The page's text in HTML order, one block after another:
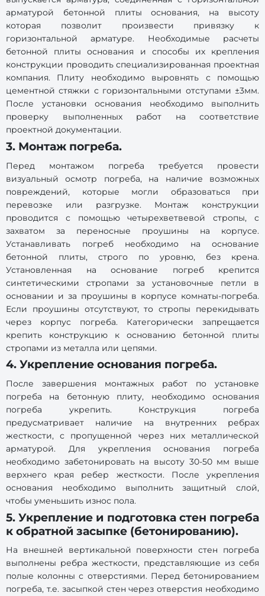
арматурой бетонной плиты основания, на высоту
которая позволит произвести привязку к
горизонтальной арматуре. Необходимые расчеты
бетонной плиты основания и способы их крепления
конструкции проводить специализированная проектная
компания. Плиту необходимо выровнять с помощью
цементной стяжки с горизонтальными отступами ±3мм.
После установки основания необходимо выполнить
проверку выполненных работ на соответствие
проектной документации.
3. Монтаж погреба.
Перед монтажом погреба требуется провести
визуальный осмотр погреба, на наличие возможных
повреждений, которые могли образоваться при
перевозке или разгрузке. Монтаж конструкции
проводится с помощью четырехветвевой стропы, с
захватом за переносные проушины на корпусе.
Устанавливать погреб необходимо на основание
бетонной плиты, строго по уровню, без крена.
Установленная на основание погреб крепится
синтетическими стропами за установочные петли в
основании и за проушины в корпусе комнаты-погреба.
Если проушины отсутствуют, то стропы перекидывать
через корпус погреба. Категорически запрещается
крепить конструкцию к основанию бетонной плиты
стропами из металла или цепями.
4. Укрепление основания погреба.
После завершения монтажных работ по установке
погреба на бетонную плиту, необходимо основания
погреба укрепить. Конструкция погреба
предусматривает наличие на внутренних ребрах
жесткости, с пропущенной через них металлической
арматурой. Для укрепления основания погреба
необходимо забетонировать на высоту 30-50 мм выше
верхнего края ребер жесткости. После укрепления
основания необходимо выполнить защитный слой,
чтобы уменьшить износ пола.
5. Укрепление и подготовка стен погреба
к обратной засыпке (бетонированию).
На внешней вертикальной поверхности стен погреба
выполнены ребра жесткости, представляющие из себя
полые колонны с отверстиями. Перед бетонированием
погреба, т.е. засыпкой стен через отверстия необходимо